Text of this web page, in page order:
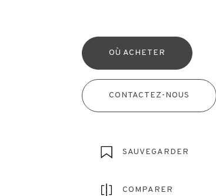
OÙ ACHETER
CONTACTEZ-NOUS
SAUVEGARDER
COMPARER